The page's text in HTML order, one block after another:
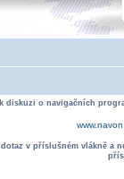
o navigačních
v příslušném vlákně a